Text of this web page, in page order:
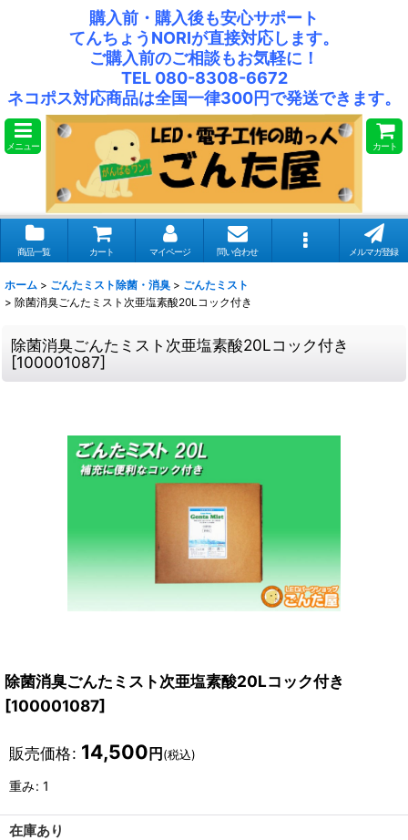
購入前・購入後も安心サポート
てんちょうNORIが直接対応します。
ご購入前のご相談もお気軽に！
TEL 080-8308-6672
ネコポス対応商品は全国一律300円で発送できます。
メニュー カート
商品一覧 カート マイページ 問い合わせ メルマガ登録
ホーム > ごんたミスト除菌・消臭 > ごんたミスト
> 除菌消臭ごんたミスト次亜塩素酸20Lコック付き
除菌消臭ごんたミスト次亜塩素酸20Lコック付き
[100001087]
除菌消臭ごんたミスト次亜塩素酸20Lコック付き
[100001087]
販売価格: 14,500円(税込)
重み: 1
在庫あり